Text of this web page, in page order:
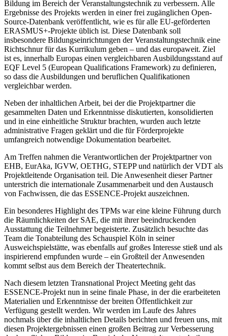
Bildung im Bereich der Veranstaltungstechnik zu verbessern. Alle
Ergebnisse des Projekts werden in einer frei zugänglichen Open-
Source-Datenbank veröffentlicht, wie es für alle EU-geförderten
ERASMUS+-Projekte üblich ist. Diese Datenbank soll
insbesondere Bildungseinrichtungen der Veranstaltungstechnik eine
Richtschnur für das Kurrikulum geben – und das europaweit. Ziel
ist es, innerhalb Europas einen vergleichbaren Ausbildungsstand auf
EQF Level 5 (European Qualifications Framework) zu definieren,
so dass die Ausbildungen und beruflichen Qualifikationen
vergleichbar werden.
Neben der inhaltlichen Arbeit, bei der die Projektpartner die
gesammelten Daten und Erkenntnisse diskutierten, konsolidierten
und in eine einheitliche Struktur brachten, wurden auch letzte
administrative Fragen geklärt und die für Förderprojekte
umfangreich notwendige Dokumentation bearbeitet.
Am Treffen nahmen die Verantwortlichen der Projektpartner von
EHB, EurAka, IGVW, OETHG, STEPP und natürlich der VDT als
Projektleitende Organisation teil. Die Anwesenheit dieser Partner
unterstrich die internationale Zusammenarbeit und den Austausch
von Fachwissen, die das ESSENCE-Projekt auszeichnen.
Ein besonderes Highlight des TPMs war eine kleine Führung durch
die Räumlichkeiten der SAE, die mit ihrer beeindruckenden
Ausstattung die Teilnehmer begeisterte. Zusätzlich besuchte das
Team die Tonabteilung des Schauspiel Köln in seiner
Ausweichspielstätte, was ebenfalls auf großes Interesse stieß und als
inspirierend empfunden wurde – ein Großteil der Anwesenden
kommt selbst aus dem Bereich der Theatertechnik.
Nach diesem letzten Transnational Project Meeting geht das
ESSENCE-Projekt nun in seine finale Phase, in der die erarbeiteten
Materialien und Erkenntnisse der breiten Öffentlichkeit zur
Verfügung gestellt werden. Wir werden im Laufe des Jahres
nochmals über die inhaltlichen Details berichten und freuen uns, mit
diesen Projektergebnissen einen großen Beitrag zur Verbesserung